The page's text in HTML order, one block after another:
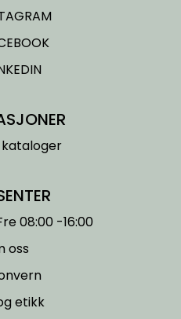
08:00 -16:00
oss
etikk